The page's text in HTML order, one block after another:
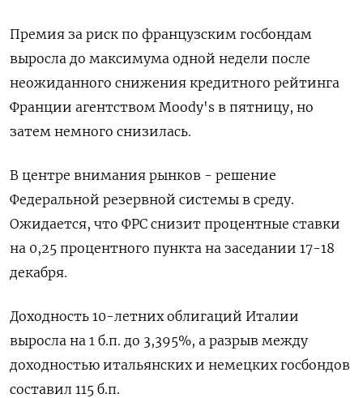
Премия за риск по французским госбондам
выросла до максимума одной недели после
неожиданного снижения кредитного рейтинга
Франции агентством Moody's в пятницу, но
затем немного снизилась.
В центре внимания рынков - решение
Федеральной резервной системы в среду.
Ожидается, что ФРС снизит процентные ставки
на 0,25 процентного пункта на заседании 17-18
декабря.
Доходность 10-летних облигаций Италии
выросла на 1 б.п. до 3,395%, а разрыв между
доходностью итальянских и немецких госбондов
составил 115 б.п.